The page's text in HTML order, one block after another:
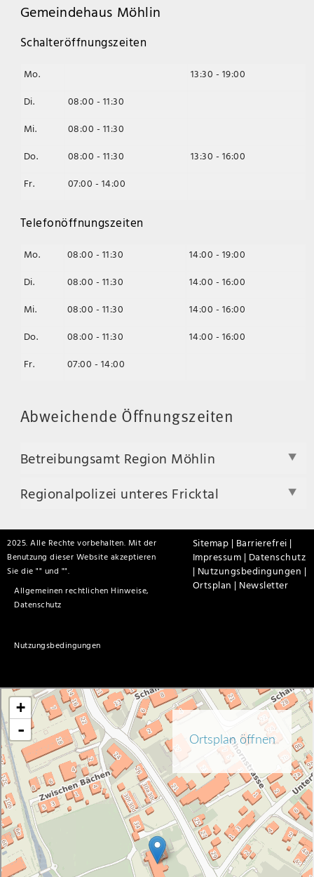
Gemeindehaus Möhlin
Schalteröffnungszeiten
Mo.
13:30 - 19:00
Di.
08:00 - 11:30
Mi.
08:00 - 11:30
Do.
08:00 - 11:30
13:30 - 16:00
Fr.
07:00 - 14:00
Telefonöffnungszeiten
Mo. 08:00 - 11:30
14:00 - 19:00
Di.
08:00 - 11:30
14:00 - 16:00
Mi.
08:00 - 11:30
14:00 - 16:00
Do.
08:00 - 11:30
14:00 - 16:00
Fr.
07:00 - 14:00
Abweichende Öffnungszeiten
Betreibungsamt Region Möhlin
Regionalpolizei unteres Fricktal
2025. Alle Rechte vorbehalten. Mit der
Benutzung dieser Website akzeptieren
Sie die "
Allgemeinen rechtlichen Hinweise,
Datenschutz
" und "
Nutzungsbedingungen
".
Sitemap | Barrierefrei |
Impressum | Datenschutz
| Nutzungsbedingungen |
Ortsplan | Newsletter